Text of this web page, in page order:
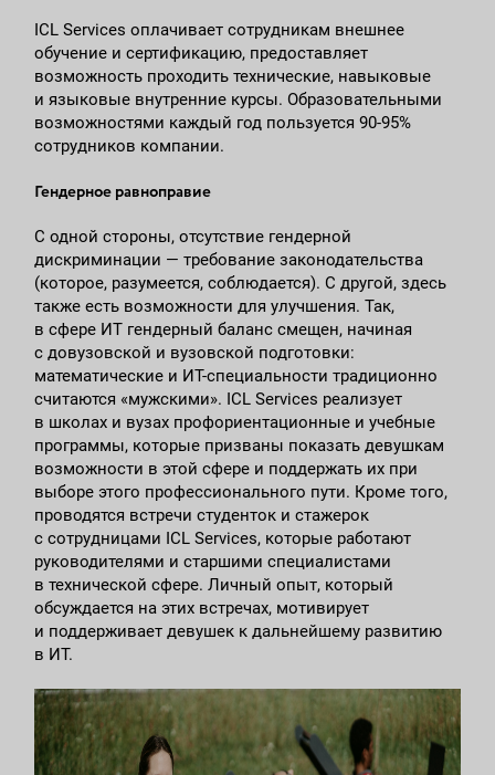
ICL Services оплачивает сотрудникам внешнее
обучение и сертификацию, предоставляет
возможность проходить технические, навыковые
и языковые внутренние курсы. Образовательными
возможностями каждый год пользуется 90-95%
сотрудников компании.
Гендерное равноправие
С одной стороны, отсутствие гендерной
дискриминации — требование законодательства
(которое, разумеется, соблюдается). С другой, здесь
также есть возможности для улучшения. Так,
в сфере ИТ гендерный баланс смещен, начиная
с довузовской и вузовской подготовки:
математические и ИТ-специальности традиционно
считаются «мужскими». ICL Services реализует
в школах и вузах профориентационные и учебные
программы, которые призваны показать девушкам
возможности в этой сфере и поддержать их при
выборе этого профессионального пути. Кроме того,
проводятся встречи студенток и стажерок
с сотрудницами ICL Services, которые работают
руководителями и старшими специалистами
в технической сфере. Личный опыт, который
обсуждается на этих встречах, мотивирует
и поддерживает девушек к дальнейшему развитию
в ИТ.